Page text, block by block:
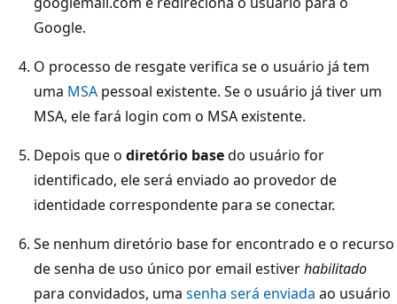
Google.
O processo de resgate verifica se o usuário já tem
uma MSA pessoal existente. Se o usuário já tiver um
MSA, ele fará login com o MSA existente.
Depois que o diretório basedo usuário for
identificado, ele será enviado ao provedor de
identidade correspondente para se conectar.
Se nenhum diretório base for encontrado e o recurso
de senha de uso único por email estiverhabilitado
para convidados, uma senha será enviada ao usuário